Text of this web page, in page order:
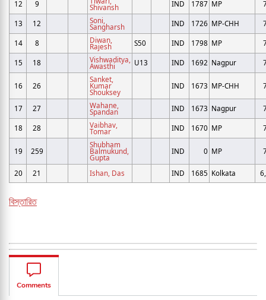
12 9 Shivansh IND 1787 MP
13 12 Soni,
Sangharsh IND 1726 MP-CHH
14 8 Diwan,
Rajesh S50 IND 1798 MP
15 18 Vishwaditya,
Awasthi U13 IND 1692 Nagpur
16 26
Sanket,
Kumar
Shouksey
IND 1673 MP-CHH
17 27 Wahane,
Spandan IND 1673 Nagpur
18 28 Vaibhav,
Tomar IND 1670 MP
19 259
Shubham
Balmukund,
Gupta
IND 0 MP
20 21 Ishan, Das IND 1685 Kolkata
বিস্তারিত